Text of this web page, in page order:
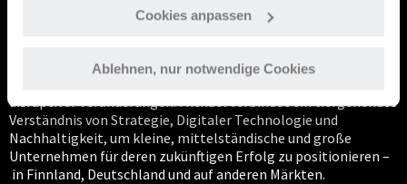
Cookies anpassen
Ablehnen, nur notwendige Cookies
Michael ist Executive Partner und Mitgründer der
Jahre Erfahrung in derStrategie- und Technologieberatung.
Unternehmen bei der Planung und Umsetzung
disruptiver Veränderungen. Michael verbindet ein tiefgehendes
Verständnis von Strategie, Digitaler Technologie und
Nachhaltigkeit, um kleine, mittelständische und große
Unternehmen für deren zukünftigen Erfolg zu positionieren –
in Finnland, Deutschland und auf anderen Märkten.